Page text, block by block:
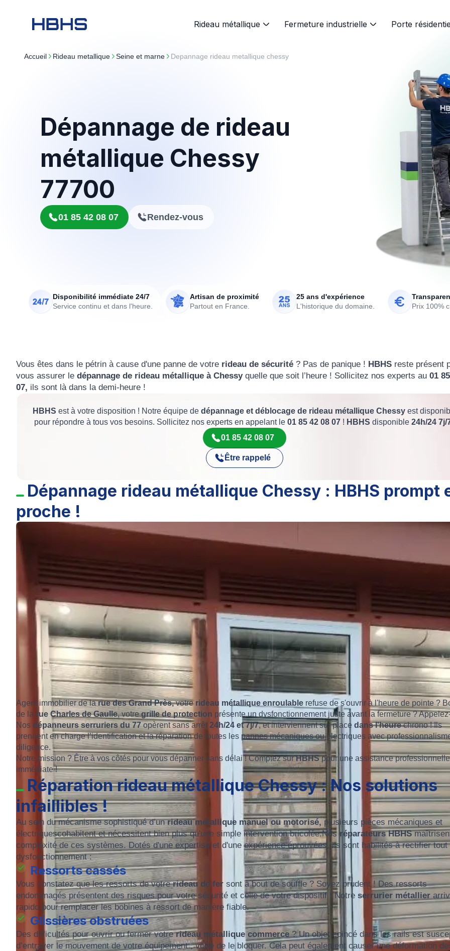
Rideau métallique Fermeture industrielle Porte
Accueil rideau metallique seine et marne Depannage rideau metallique chessy
Dépannage de rideau
métallique Chessy
77700
01 85 42 08 07 Rendez-vous
Disponibilité immédiate 24/7
Service continu et dans l'heure.
Artisan de proximité
Partout en France.
25 ans d'expérience
L'historique du domaine.
Prix 100%
Vous êtes dans le pétrin à cause d'une panne de votre rideau de sécurité ? Pas de panique ! HBHS reste présent
vous assurer le dépannage de rideau métallique à Chessyquelle que soit l’heure ! Sollicitez nos experts au 01
07, ils sont là dans la demi-heure !
HBHS est à votre disposition ! Notre équipe de dépannage et déblocage de rideau métallique Chessy est
pour répondre à tous vos besoins. Sollicitez nos experts en appelant le 01 85 42 08 07! HBHS disponible 24h/24 7j/
01 85 42 08 07
Être rappelé
Dépannage rideau métallique Chessy : HBHS prompt
proche !
Agent immobilier de larue des Grand Près,votre rideau métallique enroulable refuse de s'ouvrir à l'heure de pointe ?
de la rue Charles de Gaulle, votregrille de protection présente un dysfonctionnement juste avant la fermeture ?
Nos dépanneurs serruriers du 77opèrent sans arrêt 24h/24 et 7j/7, et interviennent sur place dans l'heurechrono ! Ils
prennent en charge l’identification et la réparation de toutes les pannes mécaniques ou électriques avec
diligence.
Notre mission ? Être à vos côtés pour vous dépanner sans délai ! Comptez surHBHSpour une assistance professionnelle
immédiate !
Réparation rideau métallique Chessy : Nos solutions
infaillibles !
Au sein du mécanisme sophistiqué d’unrideau métallique manuel ou motorisé,plusieurs pièces mécaniques et
électriquescohabitent et nécessitent bien plus qu'une simple intervention bricolée.Nos réparateurs HBHS
complexité de ces systèmes. Dotés d'une expertise et d'une expérience éprouvées, ils sont habilités à rectifier tout
dysfonctionnement :
Ressorts cassés
Vous constatez que les ressorts de votrerideau de fer sont à bout de souffle ? Soyez prudent ! Des ressorts
endommagés présentent des risques pour votre sécurité et celle de votre dispositif ! Notre serrurier métallier
rapido pour remplacer les bobines à ressort de manière fiable.
Glissières obstruées
Des difficultés pour ouvrir ou fermer votrerideau métallique commerce? Un objet coincé dans les rails est
d’entraver le mouvement de votre équipement , voire de le bloquer. Cela peut également causer une déformation